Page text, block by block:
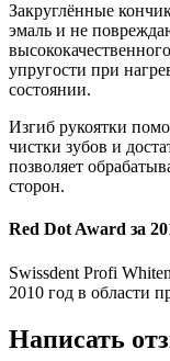
Закруглённые
эмаль и не
упругости при
состоянии.
Изгиб рукоятки
чистки зубов и
позволяет
сторон.
Red Dot Award за
Swissdent Profi
2010 год в области
Написать